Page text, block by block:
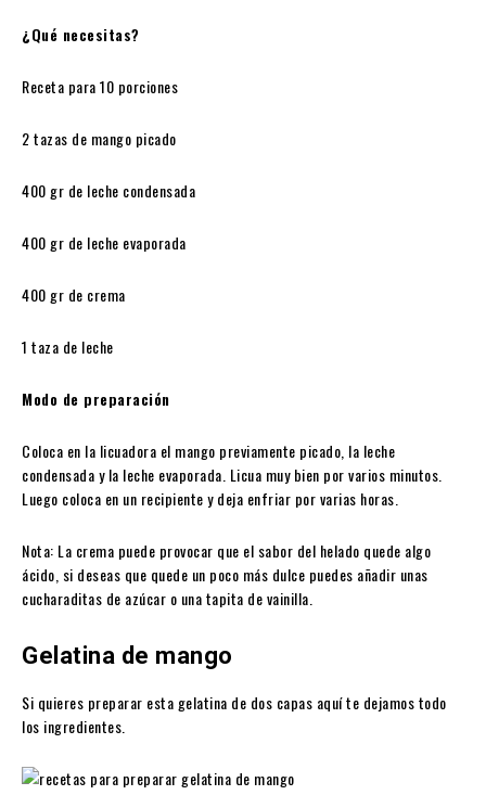
¿Qué necesitas?
Receta para 10 porciones
2 tazas de mango picado
400 gr de leche condensada
400 gr de leche evaporada
400 gr de crema
1 taza de leche
Modo de preparación
Coloca en la licuadora el mango previamente picado, la leche
condensada y la leche evaporada. Licua muy bien por varios minutos.
Luego coloca en un recipiente y deja enfriar por varias horas.
Nota: La crema puede provocar que el sabor del helado quede algo
ácido, si deseas que quede un poco más dulce puedes añadir unas
cucharaditas de azúcar o una tapita de vainilla.
Gelatina de mango
Si quieres preparar esta gelatina de dos capas aquí te dejamos todo
los ingredientes.